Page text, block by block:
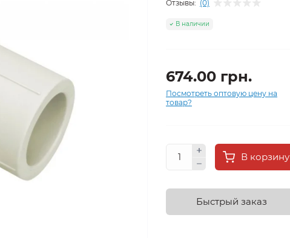
Отзывы: (0)
В наличии
674.00 грн.
Посмотреть оптовую цену на
товар?
В корзину
Быстрый заказ